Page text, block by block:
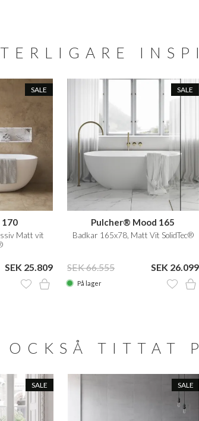
SALE
170
Matt vit
SEK 25.809
SALE
Pulcher® Mood 165
Badkar 165x78, Matt Vit SolidTec®
SEK 66.555 SEK 26.099
På lager
OCKSÅ TITTAT
SALE SALE